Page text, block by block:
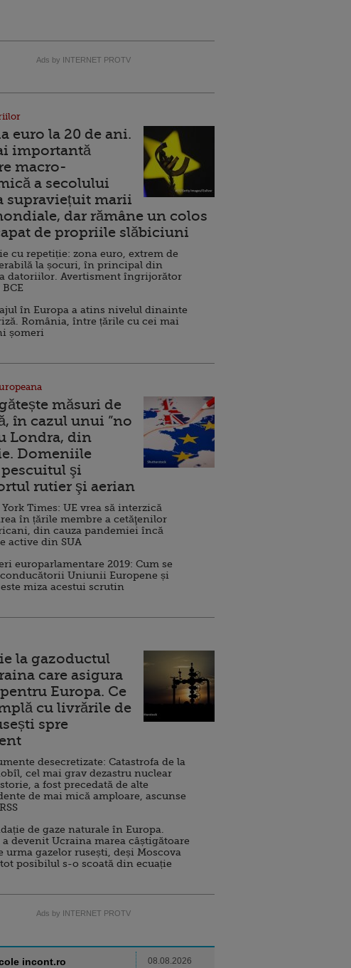
Ads by INTERNET PROTV
euro la 20 de ani.
importantă
macro-
a secolului
supraviețuit marii
dar rămâne un colos
de propriile slăbiciuni
cu repetiție: zona euro, extrem de
la șocuri, în principal din
datoriilor. Avertisment îngrijorător
în Europa a atins nivelul dinainte
România, între țările cu cei mai
șomeri
măsuri de
în cazul unui ”no
Londra, din
Domeniile
şi
rutier şi aerian
Times: UE vrea să interzică
în țările membre a cetăţenilor
din cauza pandemiei încă
active din SUA
europarlamentare 2019: Cum se
Uniunii Europene și
miza acestui scrutin
la gazoductul
care asigura
Europa. Ce
cu livrările de
spre
desecretizate: Catastrofa de la
cel mai grav dezastru nuclear
a fost precedată de alte
de mai mică amploare, ascunse
de gaze naturale în Europa.
a devenit Ucraina marea câștigătoare
urma gazelor rusești, deși Moscova
posibilul s-o scoată din ecuație
Ads by INTERNET PROTV
incont.ro 08.08.2026